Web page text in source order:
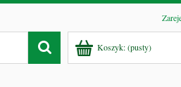
Koszyk:(pusty)